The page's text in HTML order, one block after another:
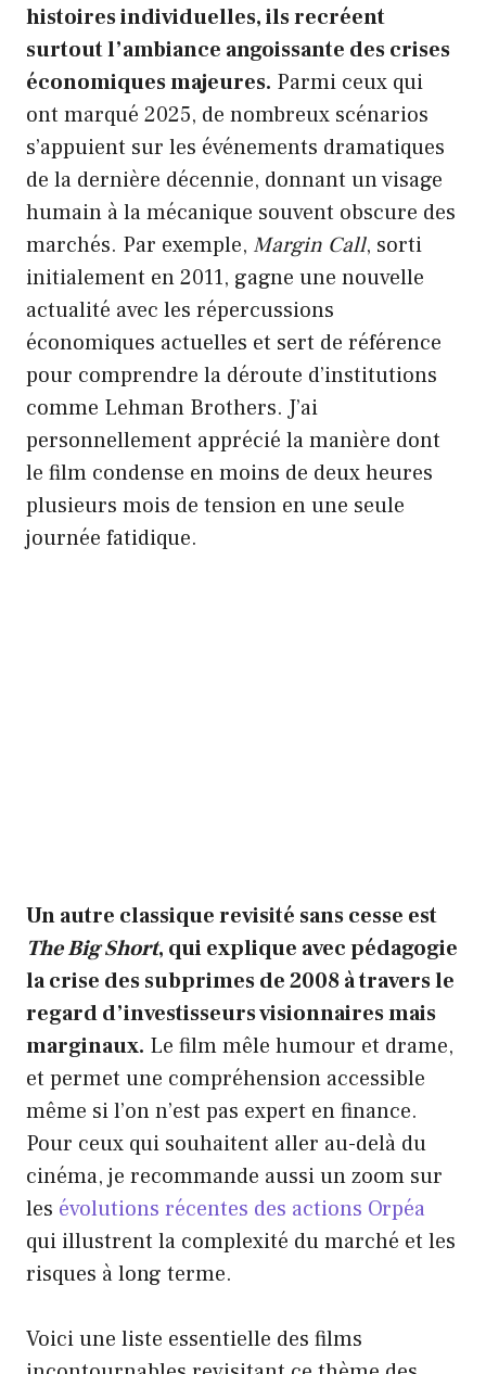
histoires individuelles, ils recréent
surtout l’ambiance angoissante des crises
économiques majeures. Parmi ceux qui
ont marqué 2025, de nombreux scénarios
s’appuient sur les événements dramatiques
de la dernière décennie, donnant un visage
humain à la mécanique souvent obscure des
marchés. Par exemple, Margin Call, sorti
initialement en 2011, gagne une nouvelle
actualité avec les répercussions
économiques actuelles et sert de référence
pour comprendre la déroute d’institutions
comme Lehman Brothers. J’ai
personnellement apprécié la manière dont
le film condense en moins de deux heures
plusieurs mois de tension en une seule
journée fatidique.
Un autre classique revisité sans cesse est
The Big Short, qui explique avec pédagogie
la crise des subprimes de 2008 à travers le
regard d’investisseurs visionnaires mais
marginaux. Le film mêle humour et drame,
et permet une compréhension accessible
même si l’on n’est pas expert en finance.
Pour ceux qui souhaitent aller au-delà du
cinéma, je recommande aussi un zoom sur
les évolutions récentes des actions Orpéa
qui illustrent la complexité du marché et les
risques à long terme.
Voici une liste essentielle des films